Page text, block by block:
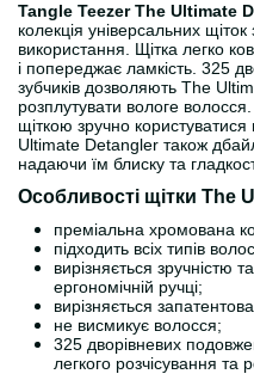
Tangle Teezer The Ultimate
колекція універсальних
використання. Щітка легко
і попереджає ламкість. 325
зубчиків дозволяють The
розплутувати вологе
щіткою зручно
Ultimate Detangler також
надаючи їм блиску та
Особливості щітки The
преміальна хромована
підходить всіх типів
вирізняється зручністю
ергономічній ручці;
вирізняється
не висмикує волосся;
325 дворівневих
легкого розчісування та